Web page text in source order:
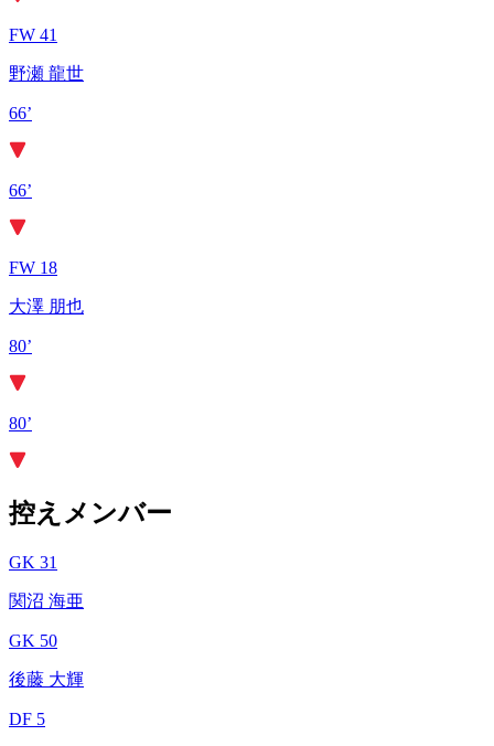
FW 41
野瀬 龍世
66’
66’
FW 18
大澤 朋也
80’
80’
控えメンバー
GK 31
関沼 海亜
GK 50
後藤 大輝
DF 5